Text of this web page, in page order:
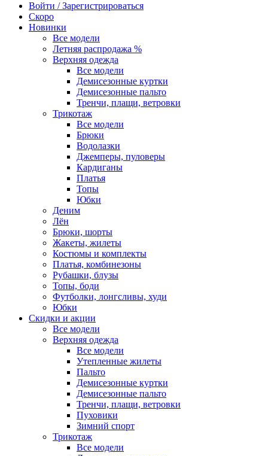
Войти / Зарегистрироваться
Скоро
Новинки
Все модели
Летняя распродажа %
Верхняя одежда
Все модели
Демисезонные куртки
Демисезонные пальто
Тренчи, плащи, ветровки
Трикотаж
Все модели
Брюки
Водолазки
Джемперы, пуловеры
Кардиганы
Платья
Топы
Юбки
Деним
Лён
Брюки, шорты
Жакеты, жилеты
Костюмы и комплекты
Платья, комбинезоны
Рубашки, блузы
Топы, боди
Футболки, лонгсливы, худи
Юбки
Скидки и акции
Все модели
Верхняя одежда
Все модели
Утепленные жилеты
Пальто
Демисезонные куртки
Демисезонные пальто
Тренчи, плащи, ветровки
Пуховики
Зимний спорт
Трикотаж
Все модели